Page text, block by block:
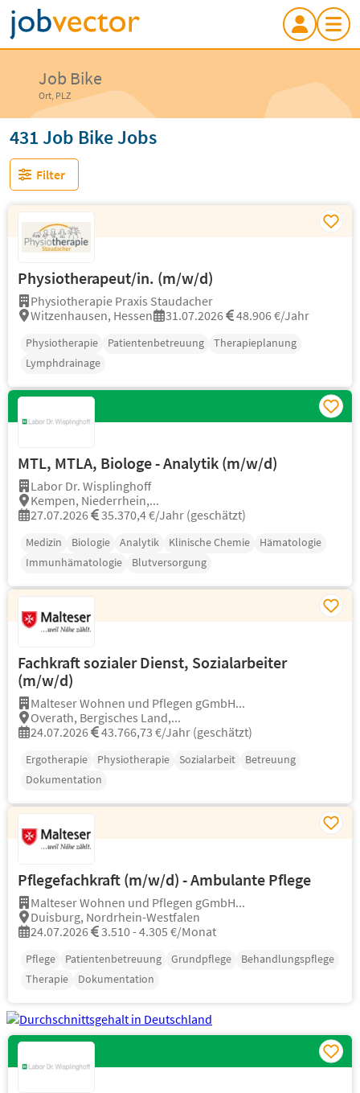
Job Bike
Ort, PLZ
431 Job Bike Jobs
Filter
Physiotherapeut/in. (m/w/d)
Physiotherapie Praxis Staudacher
Witzenhausen, Hessen
31.07.2026 48.906 €/Jahr
Physiotherapie Patientenbetreuung
Therapieplanung
Lymphdrainage
MTL, MTLA, Biologe - Analytik (m/w/d)
Labor Dr. Wisplinghoff
Kempen, Niederrhein,...
27.07.2026
35.370,4 €/Jahr (geschätzt)
Medizin Biologie Analytik Klinische Chemie
Hämatologie
Immunhämatologie
Blutversorgung
Fachkraft sozialer Dienst, Sozialarbeiter
(m/w/d)
Malteser Wohnen und Pflegen gGmbH...
Overath, Bergisches Land,...
24.07.2026
43.766,73 €/Jahr (geschätzt)
Ergotherapie Physiotherapie Sozialarbeit
Betreuung
Dokumentation
Pflegefachkraft (m/w/d) - Ambulante Pflege
Malteser Wohnen und Pflegen gGmbH...
Duisburg, Nordrhein-Westfalen
24.07.2026
3.510 - 4.305 €/Monat
Pflege Patientenbetreuung Grundpflege
Behandlungspflege
Therapie
Dokumentation